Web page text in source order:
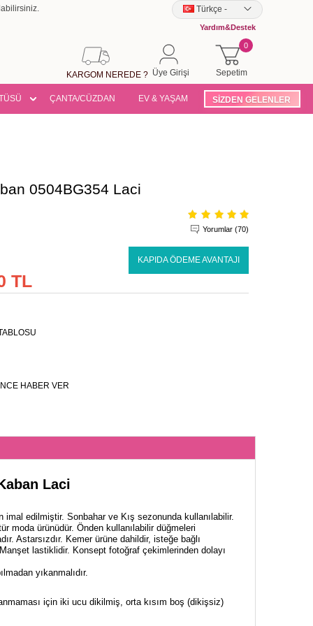
Türkçe -
Yardım&Destek
Sepetim
0
Üye Girişi
KARGOM NEREDE ?
ÇANTA/CÜZDAN EV & YAŞAM SİZDEN GELENLER
0504BG354 Laci
Yorumlar (70)
KAPIDA ÖDEME AVANTAJI
TL
HABER VER
Laci
imal edilmiştir. Sonbahar ve Kış sezonunda kullanılabilir.
moda ürünüdür. Önden kullanılabilir düğmeleri
Astarsızdır. Kemer ürüne dahildir, isteğe bağlı
lastiklidir. Konsept fotoğraf çekimlerinden dolayı
yıkanmalıdır.
için iki ucu dikilmiş, orta kısım boş (dikişsiz)